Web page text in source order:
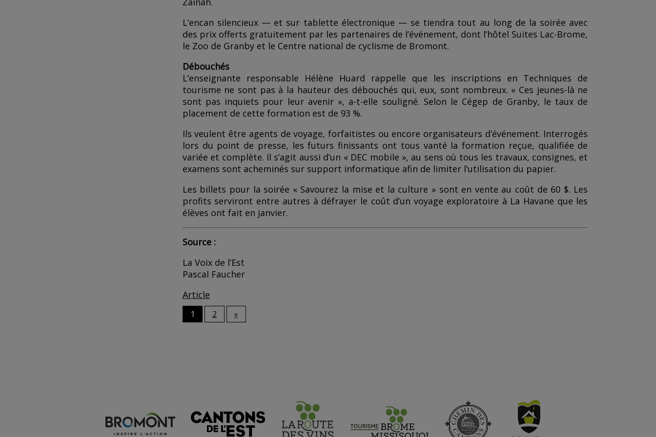
L’encan silencieux — et sur tablette électronique — se tiendra tout au long de la soirée avec
des prix offerts gratuitement par les partenaires de l’événement, dont l’hôtel Suites Lac-Brome,
le Zoo de Granby et le Centre national de cyclisme de Bromont.
Débouchés
L’enseignante responsable Hélène Huard rappelle que les inscriptions en Techniques de
tourisme ne sont pas à la hauteur des débouchés qui, eux, sont nombreux. « Ces jeunes-là ne
sont pas inquiets pour leur avenir », a-t-elle souligné. Selon le Cégep de Granby, le taux de
placement de cette formation est de 93 %.
Ils veulent être agents de voyage, forfaitistes ou encore organisateurs d’événement. Interrogés
lors du point de presse, les futurs finissants ont tous vanté la formation reçue, qualifiée de
variée et complète. Il s’agit aussi d’un « DEC mobile », au sens où tous les travaux, consignes, et
examens sont acheminés sur support informatique afin de limiter l’utilisation du papier.
Les billets pour la soirée « Savourez la mise et la culture » sont en vente au coût de 60 $. Les
profits serviront entre autres à défrayer le coût d’un voyage exploratoire à La Havane que les
élèves ont fait en janvier.
Source :
La Voix de l’Est
Pascal Faucher
Article
1 2 »